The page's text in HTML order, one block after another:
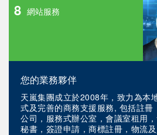
8 網站服務
您的業務夥伴
天嵐集團成立於2008年，致力為本
式及完善的商務支援服務, 包括註冊
公司，服務式辦公室，會議室租用
秘書，簽證申請，商標註冊，物流